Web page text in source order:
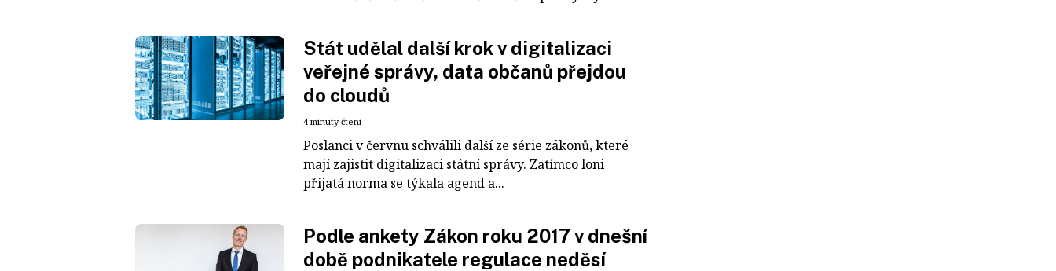
Stát udělal další krok v digitalizaci
veřejné správy, data občanů přejdou
do cloudů
4 minuty čtení
Poslanci v červnu schválili další ze série zákonů, které
mají zajistit digitalizaci státní správy. Zatímco loni
přijatá norma se týkala agend a...
Podle ankety Zákon roku 2017 v dnešní
době podnikatele regulace neděsí